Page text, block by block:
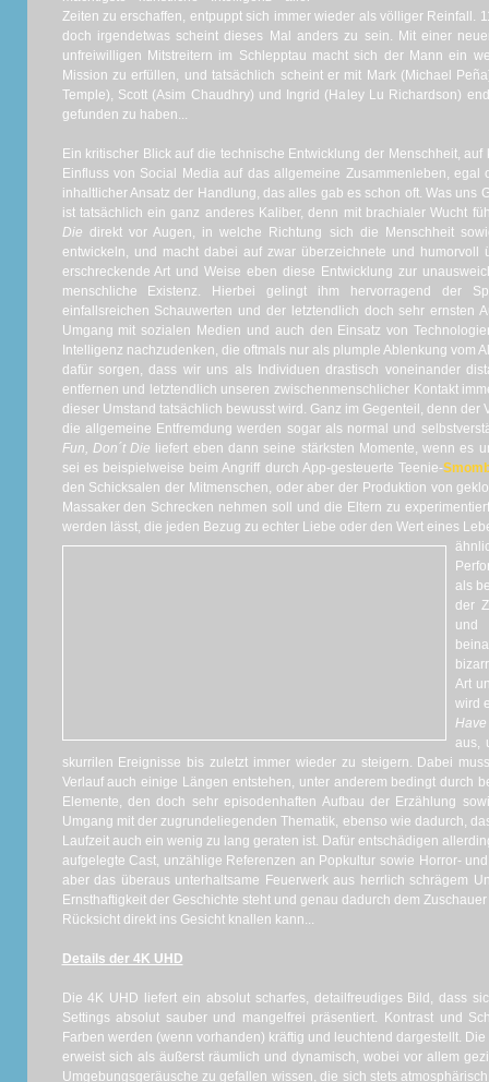
Zeiten zu erschaffen, entpuppt sich immer wieder als völliger Reinfall.
doch irgendetwas scheint dieses Mal anders zu sein. Mit einer
unfreiwilligen Mitstreitern im Schlepptau macht sich der Mann ein
Mission zu erfüllen, und tatsächlich scheint er mit Mark (Michael
Temple), Scott (Asim Chaudhry) und Ingrid (Haley Lu Richardson)
gefunden zu haben...
Ein kritischer Blick auf die technische Entwicklung der Menschheit,
Einfluss von Social Media auf das allgemeine Zusammenleben,
inhaltlicher Ansatz der Handlung, das alles gab es schon oft. Was uns
ist tatsächlich ein ganz anderes Kaliber, denn mit brachialer Wucht
Die direkt vor Augen, in welche Richtung sich die Menschheit
entwickeln, und macht dabei auf zwar überzeichnete und humorvoll
erschreckende Art und Weise eben diese Entwicklung zur
menschliche Existenz. Hierbei gelingt ihm hervorragend der
einfallsreichen Schauwerten und der letztendlich doch sehr ernsten
Umgang mit sozialen Medien und auch den Einsatz von
Intelligenz nachzudenken, die oftmals nur als plumple Ablenkung vom
dafür sorgen, dass wir uns als Individuen drastisch voneinander
entfernen und letztendlich unseren zwischenmenschlicher Kontakt
dieser Umstand tatsächlich bewusst wird. Ganz im Gegenteil, denn der
die allgemeine Entfremdung werden sogar als normal und
Fun, Don´t Die liefert eben dann seine stärksten Momente, wenn es
sei es beispielweise beim Angriff durch App-gesteuerte Teenie-
den Schicksalen der Mitmenschen, oder aber der Produktion von
Massaker den Schrecken nehmen soll und die Eltern zu
werden lässt, die jeden Bezug zu echter Liebe oder den Wert eines
als
der
und
Art
wird
aus,
skurrilen Ereignisse bis zuletzt immer wieder zu steigern. Dabei
Verlauf auch einige Längen entstehen, unter anderem bedingt durch
Elemente, den doch sehr episodenhaften Aufbau der Erzählung
Umgang mit der zugrundeliegenden Thematik, ebenso wie dadurch,
Laufzeit auch ein wenig zu lang geraten ist. Dafür entschädigen
aufgelegte Cast, unzählige Referenzen an Popkultur sowie Horror-
aber das überaus unterhaltsame Feuerwerk aus herrlich schrägem
Ernsthaftigkeit der Geschichte steht und genau dadurch dem
Rücksicht direkt ins Gesicht knallen kann...
Details der 4K UHD
Die 4K UHD liefert ein absolut scharfes, detailfreudiges Bild, dass
Settings absolut sauber und mangelfrei präsentiert. Kontrast und
Farben werden (wenn vorhanden) kräftig und leuchtend dargestellt.
erweist sich als äußerst räumlich und dynamisch, wobei vor allem
Umgebungsgeräusche zu gefallen wissen, die sich stets